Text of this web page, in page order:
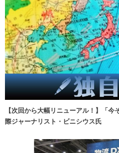
【次回から大幅リニューアル！】「
際ジャーナリスト・ビニシウス氏